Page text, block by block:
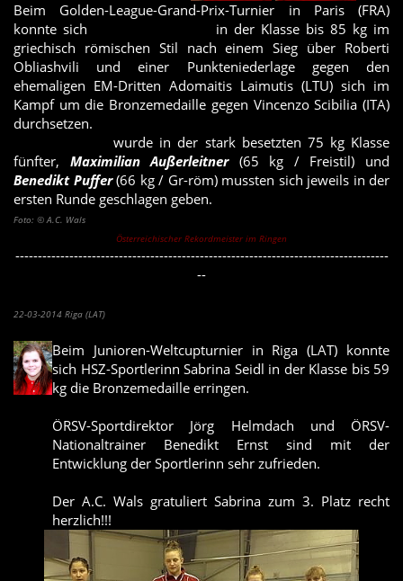
Beim Golden-League-Grand-Prix-Turnier in Paris (FRA)
konnte sich
in der Klasse bis 85 kg im
griechisch römischen Stil nach einem Sieg über Roberti
Obliashvili und einer Punkteniederlage gegen den
ehemaligen EM-Dritten Adomaitis Laimutis (LTU) sich im
Kampf um die Bronzemedaille gegen Vincenzo Scibilia (ITA)
durchsetzen.
wurde in der stark besetzten 75 kg Klasse
fünfter, Maximilian Außerleitner(65 kg / Freistil) und
Benedikt Puffer(66 kg / Gr-röm) mussten sich jeweils in der
ersten Runde geschlagen geben.
Foto: © A.C. Wals
Österreichischer Rekordmeister im Ringen
-----------------------------------------------------------------------------------
--
22-03-2014 Riga (LAT)
Beim Junioren-Weltcupturnier in Riga (LAT) konnte
sich HSZ-Sportlerinn Sabrina Seidl in der Klasse bis 59
kg die Bronzemedaille erringen.
ÖRSV-Sportdirektor Jörg Helmdach und ÖRSV-
Nationaltrainer Benedikt Ernst sind mit der
Entwicklung der Sportlerinn sehr zufrieden.
Der A.C. Wals gratuliert Sabrina zum 3. Platz recht
herzlich!!!